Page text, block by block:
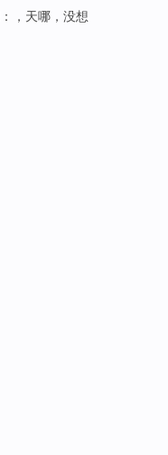
：， 天哪 ， 没想